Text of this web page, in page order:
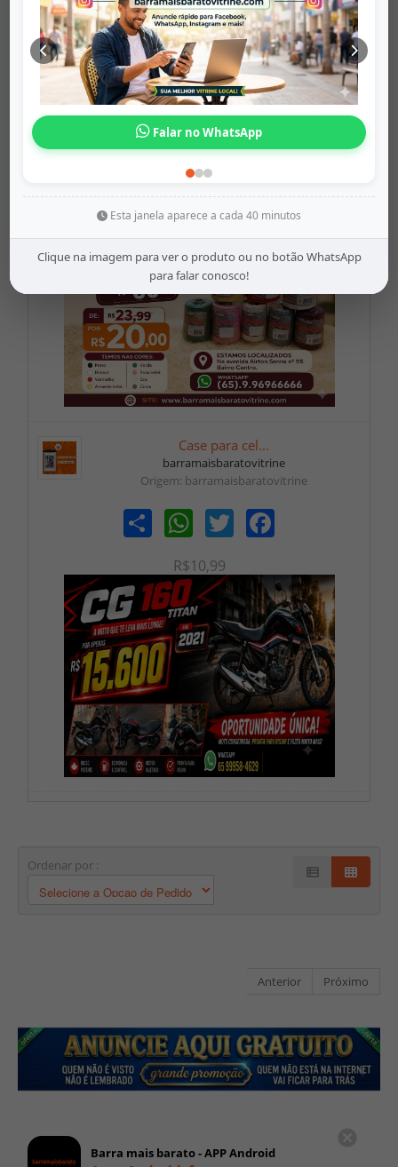
Falar no WhatsApp
Esta janela aparece a cada 40 minutos
Clique na imagem para ver o produto ou no botão WhatsApp
para falar conosco!
Luzes De Fes...
barramaisbaratovitrine
Origem: barramaisbaratovitrine
Share WhatsAppTwitter Facebook
R$36,90
Case para cel...
barramaisbaratovitrine
Origem: barramaisbaratovitrine
Share WhatsAppTwitter Facebook
R$10,99
Ordenar por :
Anterior Próximo
Barra mais barato - APP Android